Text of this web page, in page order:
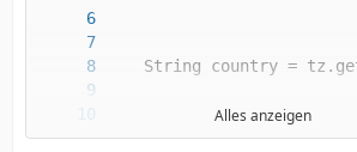
Alles anzeigen